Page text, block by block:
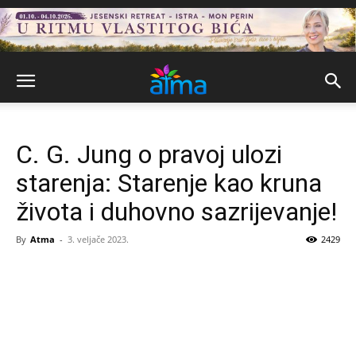
C. G. Jung o pravoj ulozi
starenja: Starenje kao kruna
života i duhovno sazrijevanje!
By Atma - 3. veljače 2023. 2429